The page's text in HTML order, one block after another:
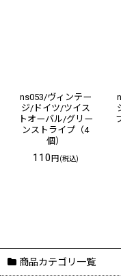
ns053/ヴィンテー
ジ/ドイツ/ツイス
トオーバル/グリー
ンストライプ（4
個）
110円(税込)
商品カテゴリ一覧